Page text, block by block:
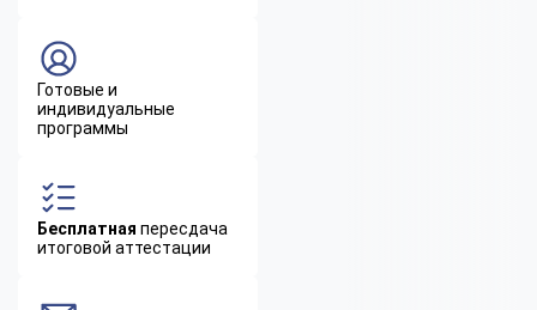
Готовые и
индивидуальные
программы
Бесплатная пересдача
итоговой аттестации